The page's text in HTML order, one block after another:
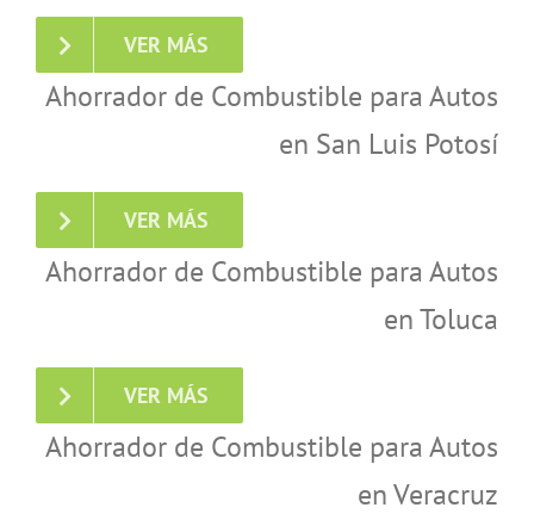
VER MÁS
Ahorrador de Combustible para Autos
en San Luis Potosí
VER MÁS
Ahorrador de Combustible para Autos
en Toluca
VER MÁS
Ahorrador de Combustible para Autos
en Veracruz